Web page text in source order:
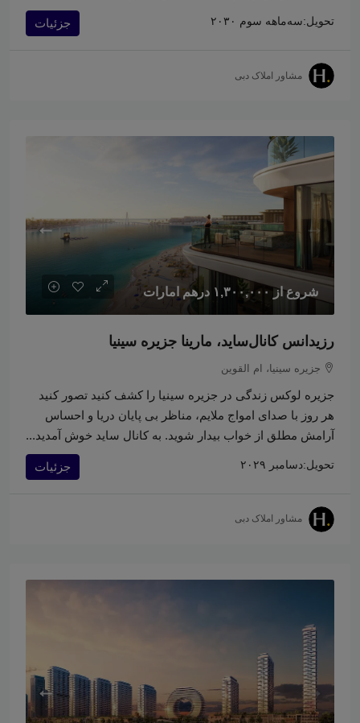
تحویل:سه‌ماهه سوم ۲۰۳۰ جزئیات
مشاور املاک دبی
شروع از ۱,۳۰۰,۰۰۰ درهم امارات
رزیدانس کانال‌ساید، مارینا جزیره سینیا
جزیره سینیا، ام القوین
جزیره لوکس زندگی در جزیره سینیا را کشف کنید تصور کنید
هر روز با صدای امواج ملایم، مناظر بی پایان دریا و احساس
آرامش مطلق از خواب بیدار شوید. به کانال ساید خوش آمدید...
تحویل:دسامبر ۲۰۲۹ جزئیات
مشاور املاک دبی